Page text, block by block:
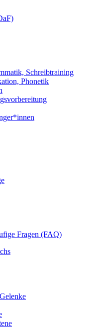
Schreibtraining
Phonetik
Fragen (FAQ)